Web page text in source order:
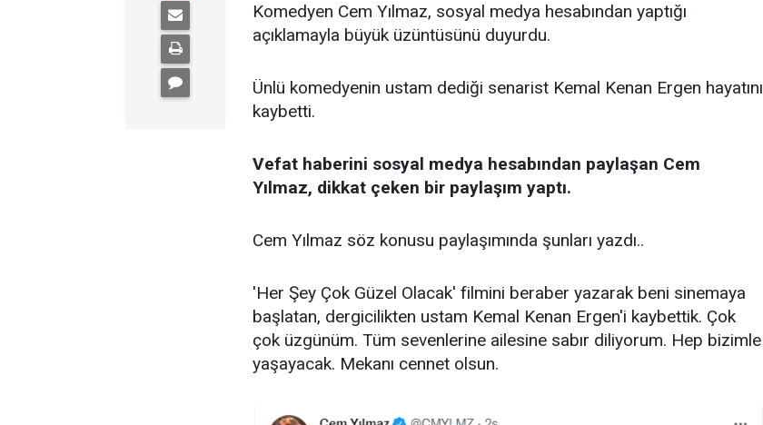
Komedyen Cem Yılmaz, sosyal medya hesabından yaptığı
açıklamayla büyük üzüntüsünü duyurdu.
Ünlü komedyenin ustam dediği senarist Kemal Kenan Ergen hayatını
kaybetti.
Vefat haberini sosyal medya hesabından paylaşan Cem
Yılmaz, dikkat çeken bir paylaşım yaptı.
Cem Yılmaz söz konusu paylaşımında şunları yazdı..
'Her Şey Çok Güzel Olacak' filmini beraber yazarak beni sinemaya
başlatan, dergicilikten ustam Kemal Kenan Ergen'i kaybettik. Çok
çok üzgünüm. Tüm sevenlerine ailesine sabır diliyorum. Hep bizimle
yaşayacak. Mekanı cennet olsun.